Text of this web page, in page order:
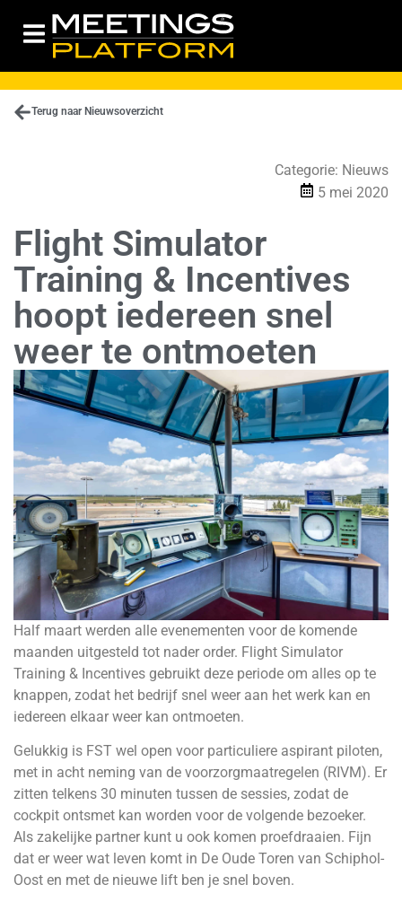
Terug naar Nieuwsoverzicht
Categorie: Nieuws
5 mei 2020
Flight Simulator
Training & Incentives
hoopt iedereen snel
weer te ontmoeten
Half maart werden alle evenementen voor de komende
maanden uitgesteld tot nader order. Flight Simulator
Training & Incentives gebruikt deze periode om alles op te
knappen, zodat het bedrijf snel weer aan het werk kan en
iedereen elkaar weer kan ontmoeten.
Gelukkig is FST wel open voor particuliere aspirant piloten,
met in acht neming van de voorzorgmaatregelen (RIVM). Er
zitten telkens 30 minuten tussen de sessies, zodat de
cockpit ontsmet kan worden voor de volgende bezoeker.
Als zakelijke partner kunt u ook komen proefdraaien. Fijn
dat er weer wat leven komt in De Oude Toren van Schiphol-
Oost en met de nieuwe lift ben je snel boven.